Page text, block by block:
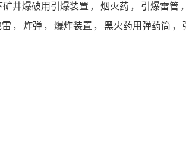
矿井爆破用引爆装置 ， 烟火药 ， 引爆雷管 ，
， 炸弹 ， 爆炸装置 ， 黑火药用弹药筒 ，